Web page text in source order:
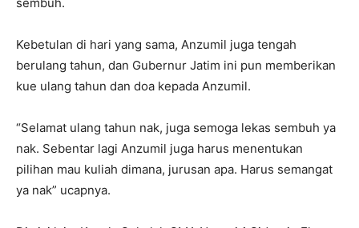
Kebetulan di hari yang sama, Anzumil juga tengah
berulang tahun, dan Gubernur Jatim ini pun memberikan
kue ulang tahun dan doa kepada Anzumil.
“Selamat ulang tahun nak, juga semoga lekas sembuh ya
nak. Sebentar lagi Anzumil juga harus menentukan
pilihan mau kuliah dimana, jurusan apa. Harus semangat
ya nak” ucapnya.